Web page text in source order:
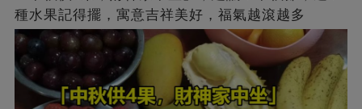
種水果記得擺，寓意吉祥美好，福氣越滾越多